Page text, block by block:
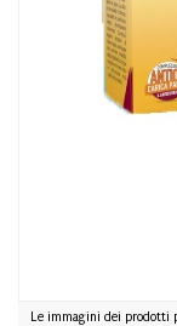
Le immagini dei prodotti